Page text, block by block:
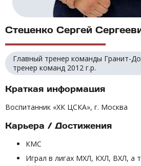
Стеценко Сергей
Главный тренер команды Гранит-
тренер команд 2012 г.р.
Краткая информация
Воспитанник «ХК ЦСКА», г. Москва
Карьера / Достижения
КМС
Играл в лигах МХЛ, КХЛ, ВХЛ, а